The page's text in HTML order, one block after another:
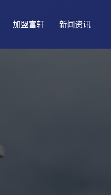
怀铝塑系统门窗
例
询
加盟富轩
势
新闻资讯
客厅